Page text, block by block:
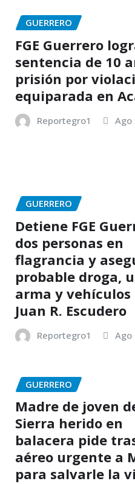
GUERRERO
FGE Guerrero
sentencia de 10
prisión por
equiparada en
Reportegro1 Ago
GUERRERO
Detiene FGE
dos personas en
flagrancia y
probable droga,
arma y vehículos
Juan R. Escudero
Reportegro1 Ago
GUERRERO
Madre de joven
Sierra herido en
balacera pide
aéreo urgente a
para salvarle la